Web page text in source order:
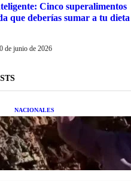
Cinco superalimentos
que deberías sumar a tu dieta
de junio de 2026
NACIONALES
Una mujer asegura haber
peleado con un extraterrestre
cuerpo a cuerpo